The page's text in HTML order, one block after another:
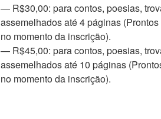
— R$30,00: para contos, poesias,
assemelhados até 4 páginas
no momento da inscrição).
— R$45,00: para contos, poesias,
assemelhados até 10 páginas
no momento da inscrição).